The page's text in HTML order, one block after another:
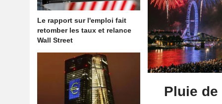
Le rapport sur l'emploi fait
retomber les taux et relance
Wall Street
Pluie